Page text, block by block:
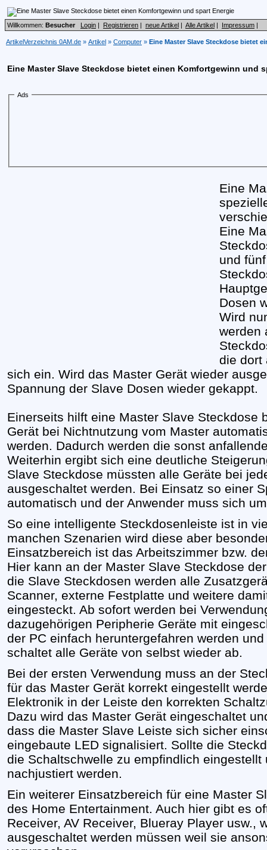
Willkommen: Besucher Login | Registrieren | neue Artikel | Alle Artikel | Impressum |
ArtikelVerzeichnis 0AM.de » Artikel » Computer » Eine Master Slave Steckdose bietet
Eine Master Slave Steckdose bietet einen Komfortgewinn und
Ads
Eine
Eine
und
Dosen
Wird
werden
die dort
sich ein. Wird das Master Gerät wieder
Spannung der Slave Dosen wieder gekappt.
Einerseits hilft eine Master Slave Steckdose
Gerät bei Nichtnutzung vom Master
werden. Dadurch werden die sonst
Weiterhin ergibt sich eine deutliche
Slave Steckdose müssten alle Geräte bei
ausgeschaltet werden. Bei Einsatz so einer
automatisch und der Anwender muss sich
So eine intelligente Steckdosenleiste ist in
manchen Szenarien wird diese aber
Einsatzbereich ist das Arbeitszimmer bzw.
Hier kann an der Master Slave Steckdose
die Slave Steckdosen werden alle
Scanner, externe Festplatte und weitere
eingesteckt. Ab sofort werden bei
dazugehörigen Peripherie Geräte mit
der PC einfach heruntergefahren werden
schaltet alle Geräte von selbst wieder ab.
Bei der ersten Verwendung muss an der
für das Master Gerät korrekt eingestellt
Elektronik in der Leiste den korrekten
Dazu wird das Master Gerät eingeschaltet
dass die Master Slave Leiste sich sicher
eingebaute LED signalisiert. Sollte die
die Schaltschwelle zu empfindlich
nachjustiert werden.
Ein weiterer Einsatzbereich für eine Master
des Home Entertainment. Auch hier gibt es
Receiver, AV Receiver, Blueray Player usw.,
ausgeschaltet werden müssen weil sie